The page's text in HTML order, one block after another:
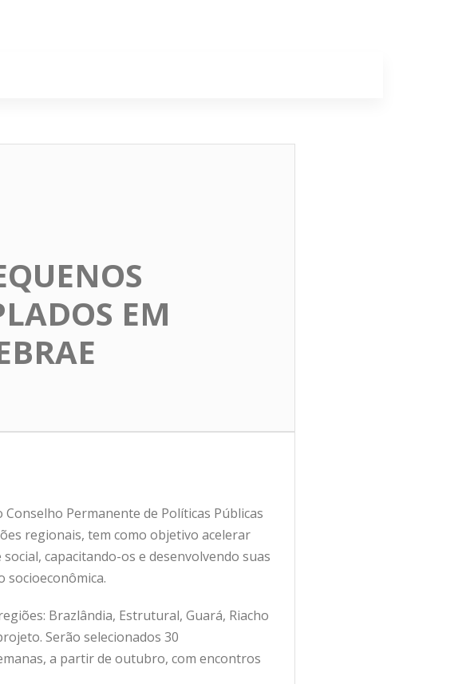
EM
Permanente de Políticas Públicas
regionais, tem como objetivo acelerar
capacitando-os e desenvolvendo suas
socioeconômica.
Brazlândia, Estrutural, Guará, Riacho
Serão selecionados 30
a partir de outubro, com encontros